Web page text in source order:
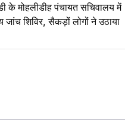
के मोहलीडीह पंचायत सचिवालय में
जांच शिविर, सैकड़ों लोगों ने उठाया